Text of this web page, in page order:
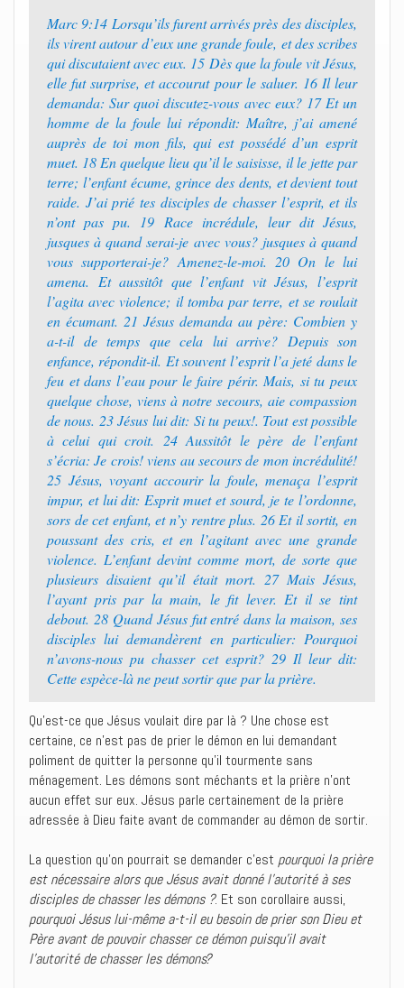
Marc 9:14 Lorsqu’ils furent arrivés près des disciples,
ils virent autour d’eux une grande foule, et des scribes
qui discutaient avec eux. 15 Dès que la foule vit Jésus,
elle fut surprise, et accourut pour le saluer. 16 Il leur
demanda: Sur quoi discutez-vous avec eux? 17 Et un
homme de la foule lui répondit: Maître, j’ai amené
auprès de toi mon fils, qui est possédé d’un esprit
muet. 18 En quelque lieu qu’il le saisisse, il le jette par
terre; l’enfant écume, grince des dents, et devient tout
raide. J’ai prié tes disciples de chasser l’esprit, et ils
n’ont pas pu. 19 Race incrédule, leur dit Jésus,
jusques à quand serai-je avec vous? jusques à quand
vous supporterai-je? Amenez-le-moi. 20 On le lui
amena. Et aussitôt que l’enfant vit Jésus, l’esprit
l’agita avec violence; il tomba par terre, et se roulait
en écumant. 21 Jésus demanda au père: Combien y
a-t-il de temps que cela lui arrive? Depuis son
enfance, répondit-il. Et souvent l’esprit l’a jeté dans le
feu et dans l’eau pour le faire périr. Mais, si tu peux
quelque chose, viens à notre secours, aie compassion
de nous. 23 Jésus lui dit: Si tu peux!. Tout est possible
à celui qui croit. 24 Aussitôt le père de l’enfant
s’écria: Je crois! viens au secours de mon incrédulité!
25 Jésus, voyant accourir la foule, menaça l’esprit
impur, et lui dit: Esprit muet et sourd, je te l’ordonne,
sors de cet enfant, et n’y rentre plus. 26 Et il sortit, en
poussant des cris, et en l’agitant avec une grande
violence. L’enfant devint comme mort, de sorte que
plusieurs disaient qu’il était mort. 27 Mais Jésus,
l’ayant pris par la main, le fit lever. Et il se tint
debout. 28 Quand Jésus fut entré dans la maison, ses
disciples lui demandèrent en particulier: Pourquoi
n’avons-nous pu chasser cet esprit? 29 Il leur dit:
Cette espèce-là ne peut sortir que par la prière.
Qu’est-ce que Jésus voulait dire par là ? Une chose est
certaine, ce n’est pas de prier le démon en lui demandant
poliment de quitter la personne qu’il tourmente sans
ménagement. Les démons sont méchants et la prière n’ont
aucun effet sur eux. Jésus parle certainement de la prière
adressée à Dieu faite avant de commander au démon de sortir.
La question qu’on pourrait se demander c’est pourquoi la prière
est nécessaire alors que Jésus avait donné l’autorité à ses
disciples de chasser les démons ?. Et son corollaire aussi,
pourquoi Jésus lui-même a-t-il eu besoin de prier son Dieu et
Père avant de pouvoir chasser ce démon puisqu’il avait
l’autorité de chasser les démons?